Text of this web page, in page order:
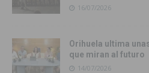
16/07/2026
Orihuela ultima
que miran al futuro
14/07/2026